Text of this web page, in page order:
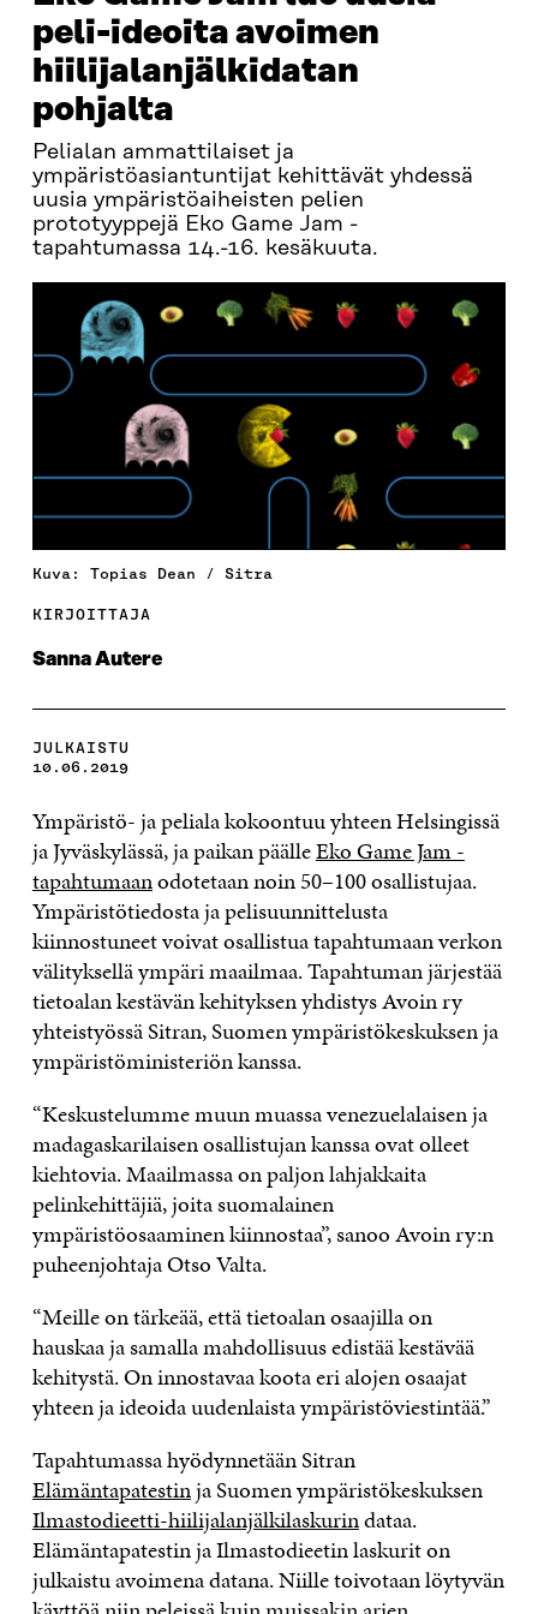
peli-ideoita avoimen
hiilijalanjälkidatan
pohjalta
Pelialan ammattilaiset ja
ympäristöasiantuntijat kehittävät yhdessä
uusia ympäristöaiheisten pelien
prototyyppejä Eko Game Jam -
tapahtumassa 14.-16. kesäkuuta.
Kuva: Topias Dean / Sitra
KIRJOITTAJA
Sanna Autere
JULKAISTU
10.06.2019
Ympäristö- ja peliala kokoontuu yhteen Helsingissä
ja Jyväskylässä, ja paikan päälleEko Game Jam -
tapahtumaanodotetaan noin 50–100 osallistujaa.
Ympäristötiedosta ja pelisuunnittelusta
kiinnostuneet voivat osallistua tapahtumaan verkon
välityksellä ympäri maailmaa. Tapahtuman järjestää
tietoalan kestävän kehityksen yhdistys Avoin ry
yhteistyössä Sitran, Suomen ympäristökeskuksen ja
ympäristöministeriön kanssa.
“Keskustelumme muun muassa venezuelalaisen ja
madagaskarilaisen osallistujan kanssa ovat olleet
kiehtovia. Maailmassa on paljon lahjakkaita
pelinkehittäjiä, joita suomalainen
ympäristöosaaminen kiinnostaa”, sanoo Avoin ry:n
puheenjohtaja Otso Valta.
“Meille on tärkeää, että tietoalan osaajilla on
hauskaa ja samalla mahdollisuus edistää kestävää
kehitystä. On innostavaa koota eri alojen osaajat
yhteen ja ideoida uudenlaista ympäristöviestintää.”
Tapahtumassa hyödynnetään Sitran
Elämäntapatestinja Suomen ympäristökeskuksen
Ilmastodieetti-hiilijalanjälkilaskurindataa.
Elämäntapatestin ja Ilmastodieetin laskurit on
julkaistu avoimena datana. Niille toivotaan löytyvän